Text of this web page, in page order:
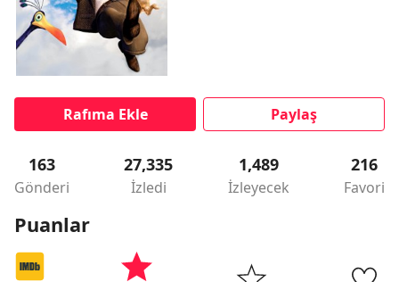
Rafıma Ekle Paylaş
163
Gönderi
27,335
İzledi
1,489
İzleyecek
216
Favori
Puanlar